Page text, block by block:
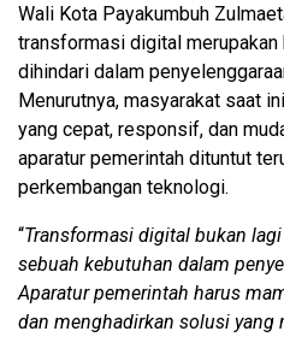
Wali Kota Payakumbuh
transformasi digital merupakan
dihindari dalam
Menurutnya, masyarakat saat
yang cepat, responsif, dan
aparatur pemerintah dituntut
perkembangan teknologi.
“Transformasi digital bukan
sebuah kebutuhan dalam
Aparatur pemerintah harus
dan menghadirkan solusi yang